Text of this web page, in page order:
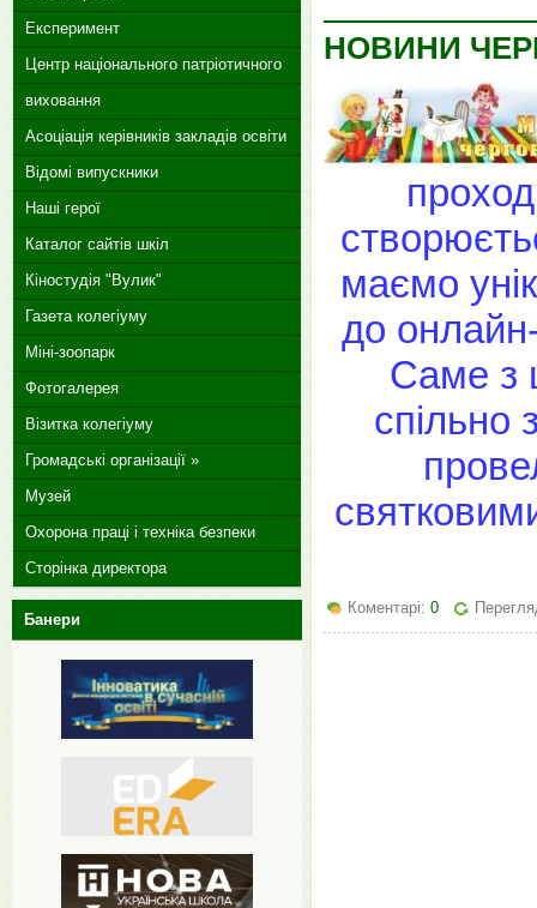
НОВИНИ
маємо
до
Саме з
спільно
Коментарі: 0
Експеримент
Центр національного патріотичного
виховання
Асоціація керівників закладів освіти
Відомі випускники
Наші герої
Каталог сайтів шкіл
Кіностудія "Вулик"
Газета колегіуму
Міні-зоопарк
Фотогалерея
Візитка колегіуму
Громадські організації »
Музей
Охорона праці і техніка безпеки
Сторінка директора
Банери